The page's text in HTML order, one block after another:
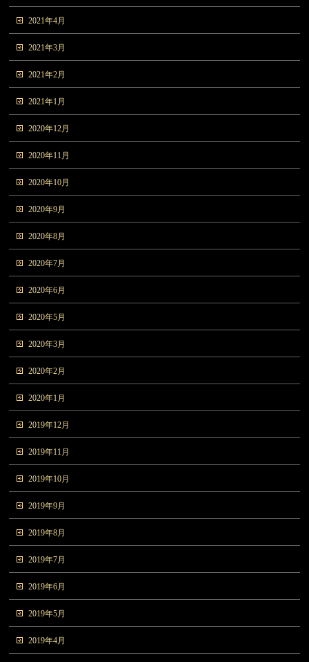
2021年4月
2021年3月
2021年2月
2021年1月
2020年12月
2020年11月
2020年10月
2020年9月
2020年8月
2020年7月
2020年6月
2020年5月
2020年3月
2020年2月
2020年1月
2019年12月
2019年11月
2019年10月
2019年9月
2019年8月
2019年7月
2019年6月
2019年5月
2019年4月